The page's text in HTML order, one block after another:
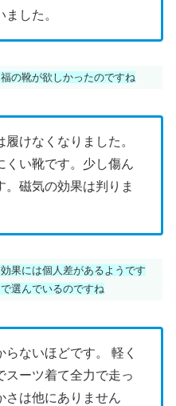
ました。
の靴が欲しかったのですね
けなくなりました。
くい靴です。少し傷ん
磁気の効果は判りま
果には個人差があるようです
選んでいるのですね
ないほどです。 軽く
スーツ着て全力で走っ
さは他にありません